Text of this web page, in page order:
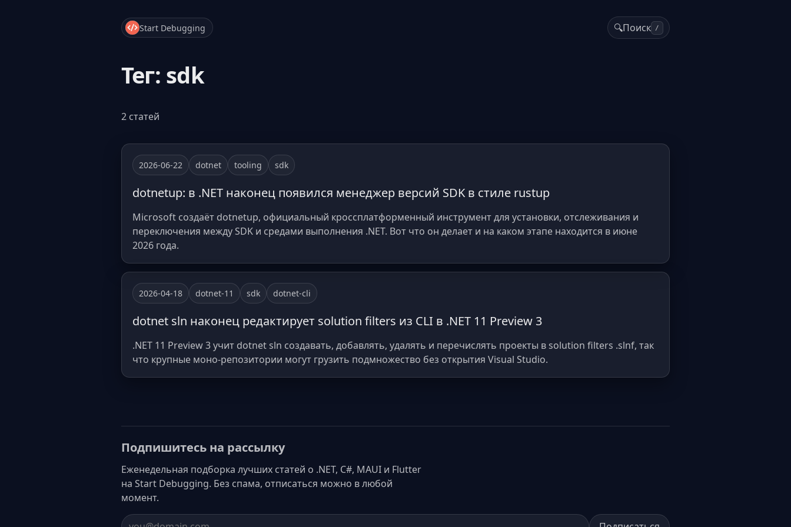
Start Debugging 🔍Поиск /
Тег: sdk
2 статей
2026-06-22 dotnet tooling sdk
dotnetup: в .NET наконец появился менеджер версий SDK в стиле rustup
Microsoft создаёт dotnetup, официальный кроссплатформенный инструмент для установки, отслеживания и
переключения между SDK и средами выполнения .NET. Вот что он делает и на каком этапе находится в июне
2026 года.
2026-04-18 dotnet-11 sdk dotnet-cli
dotnet sln наконец редактирует solution filters из CLI в .NET 11 Preview 3
.NET 11 Preview 3 учит dotnet sln создавать, добавлять, удалять и перечислять проекты в solution filters .slnf, так
что крупные моно-репозитории могут грузить подмножество без открытия Visual Studio.
Подпишитесь на рассылку
Еженедельная подборка лучших статей о .NET, C#, MAUI и Flutter
на Start Debugging. Без спама, отписаться можно в любой
момент.